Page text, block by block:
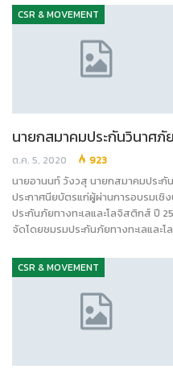
CSR & MOVEMENT
นายกสมาคมประกันวินาศ
ต.ค. 5, 2020 923
นายอานนท์ วังวสุ นายกสมาคมประกั
ประกาศนียบัตรแก่ผู้ผ่านการอบรมเ
ประกันภัยทางทะเลและโลจิสติกส์ ปี
จัดโดยชมรมประกันภัยทางทะเลและ
CSR & MOVEMENT